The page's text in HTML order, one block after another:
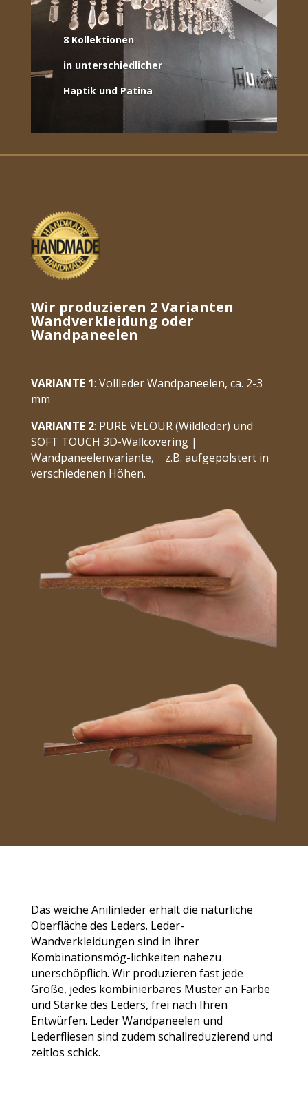
8 Kollektionen
in unterschiedlicher
Haptik und Patina
Wir produzieren 2 Varianten
Wandverkleidung oder
Wandpaneelen
VARIANTE 1: Vollleder Wandpaneelen, ca. 2-3
mm
VARIANTE 2: PURE VELOUR (Wildleder) und
SOFT TOUCH 3D-Wallcovering |
Wandpaneelenvariante, z.B. aufgepolstert in
verschiedenen Höhen.
Das weiche Anilinleder erhält die natürliche
Oberfläche des Leders. Leder-
Wandverkleidungen sind in ihrer
Kombinationsmög-lichkeiten nahezu
unerschöpflich. Wir produzieren fast jede
Größe, jedes kombinierbares Muster an Farbe
und Stärke des Leders, frei nach Ihren
Entwürfen. Leder Wandpaneelen und
Lederfliesen sind zudem schallreduzierend und
zeitlos schick.